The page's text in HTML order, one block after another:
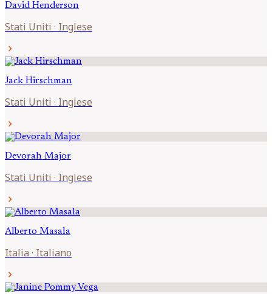
David Henderson
Stati Uniti · Inglese
chevron_right
Jack Hirschman
Stati Uniti · Inglese
chevron_right
Devorah Major
Stati Uniti · Inglese
chevron_right
Alberto Masala
Italia · Italiano
chevron_right